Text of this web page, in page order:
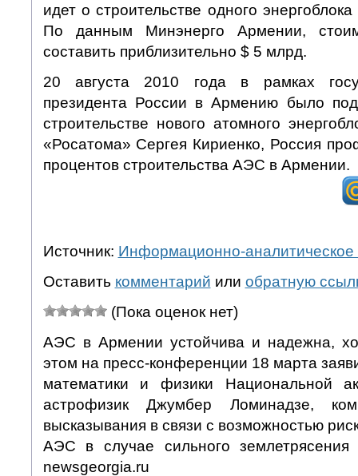
идет о строительстве одного
По данным Минэнерго Армении,
составить приблизительно $ 5 млрд.
20 августа 2010 года в рамках
президента России в Армению было
строительстве нового атомного
«Росатома» Сергея Кириенко, Россия
процентов строительства АЭС в Армении.
Источник: Информационно-аналитическое
Оставить комментарий или обратную
(Пока оценок нет)
АЭС в Армении устойчива и надежна,
этом на пресс-конференции 18 марта
математики и физики Национальной
астрофизик Джумбер Ломинадзе,
высказывания в связи с возможностью
АЭС в случае сильного
newsgeorgia.ru